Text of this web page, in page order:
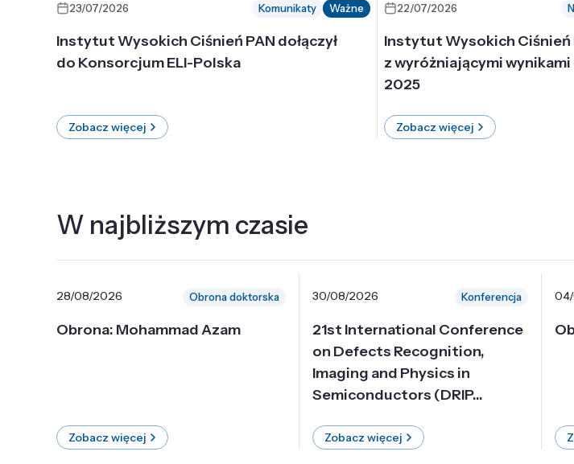
23/07/2026 Komunikaty Ważne
Instytut Wysokich Ciśnień PAN dołączył
do Konsorcjum ELI-Polska
Zobacz więcej
22/07/2026
Instytut Wysokich Ciśnień
z wyróżniającymi
2025
Zobacz więcej
W najbliższym czasie
28/08/2026 Obrona doktorska
Obrona: Mohammad Azam
Zobacz więcej
30/08/2026 Konferencja
21st International Conference
on Defects Recognition,
Imaging and Physics in
Semiconductors (DRIP...
Zobacz więcej